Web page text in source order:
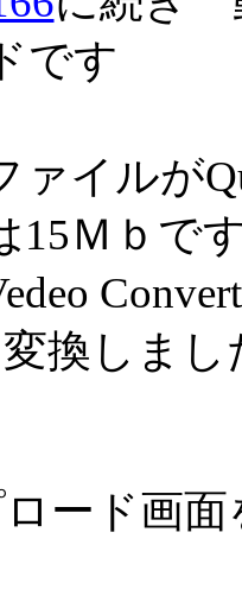
です
イルが
15Ｍｂで
換しまし
ード画